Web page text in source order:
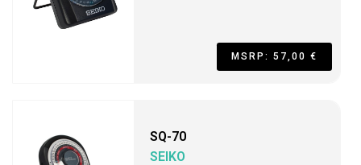
MSRP: 57,00 €
SQ-70
SEIKO